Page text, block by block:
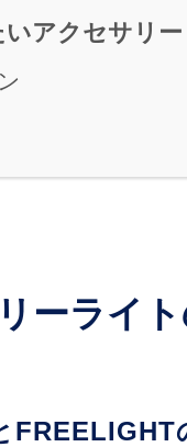
アクセサリー
ーライ